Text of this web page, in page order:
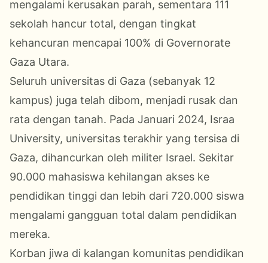
mengalami kerusakan parah, sementara 111
sekolah hancur total, dengan tingkat
kehancuran mencapai 100% di Governorate
Gaza Utara.
Seluruh universitas di Gaza (sebanyak 12
kampus) juga telah dibom, menjadi rusak dan
rata dengan tanah. Pada Januari 2024, Israa
University, universitas terakhir yang tersisa di
Gaza, dihancurkan oleh militer Israel. Sekitar
90.000 mahasiswa kehilangan akses ke
pendidikan tinggi dan lebih dari 720.000 siswa
mengalami gangguan total dalam pendidikan
mereka.
Korban jiwa di kalangan komunitas pendidikan